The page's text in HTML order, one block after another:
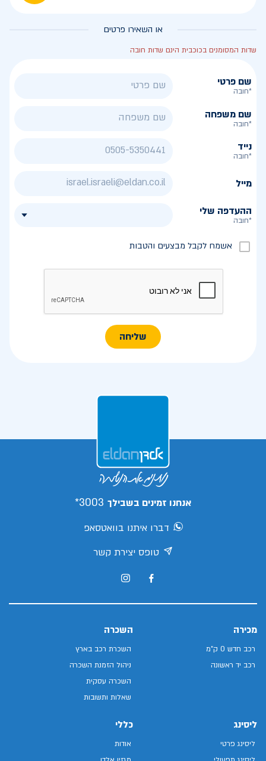
או השאירו פרטים
שדות המסומנים בכוכבית הינם שדות חובה
שם פרטי
*חובה
שם משפחה
*חובה
נייד
*חובה
מייל
ההעדפה שלי
*חובה
אשמח לקבל מבצעים והטבות
שליחה
אנחנו זמינים בשבילך 3003*
דברו איתנו בוואטסאפ
טופס יצירת קשר
מכירה
רכב חדש 0 ק"מ
רכב יד ראשונה
השכרה
השכרת רכב בארץ
ניהול הזמנת השכרה
השכרה עסקית
שאלות ותשובות
ליסינג
ליסינג פרטי
כללי
אודות